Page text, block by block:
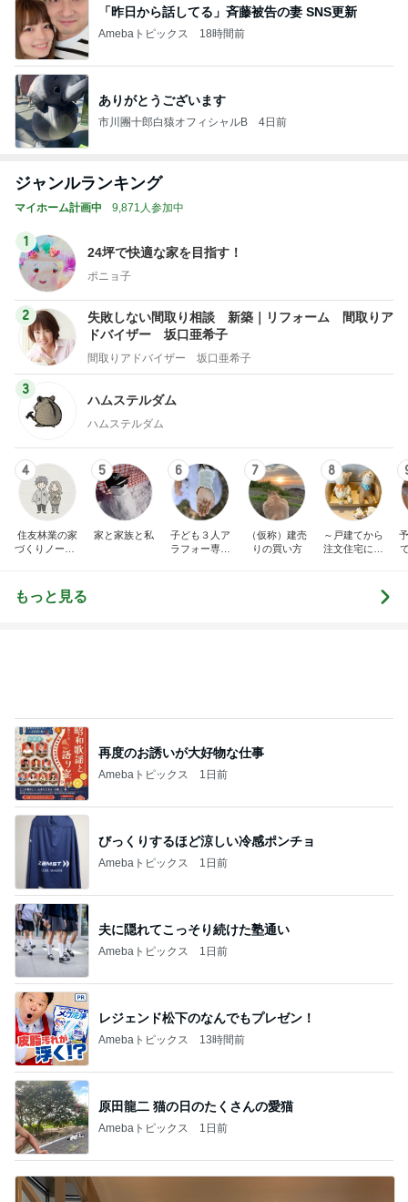
「昨日から話してる」斉藤被告の妻 SNS更新
Amebaトピックス 18時間前
ありがとうございます
市川團十郎白猿オフィシャルB 4日前
ジャンルランキング
マイホーム計画中 9,871人参加中
1
24坪で快適な家を目指す！
ポニョ子
2
失敗しない間取り相談 新築｜リフォーム 間取りア
ドバイザー 坂口亜希子
間取りアドバイザー 坂口亜希子
3
ハムステルダム
ハムステルダム
4
住友林業の家
づくりノート |
5
家と家族と私
6
子ども３人ア
ラフォー専業
7
（仮称）建売
りの買い方
8
～戸建てから
注文住宅に住
きどき子連れ
もっと見る
再度のお誘いが大好物な仕事
Amebaトピックス 1日前
びっくりするほど涼しい冷感ポンチョ
Amebaトピックス 1日前
夫に隠れてこっそり続けた塾通い
Amebaトピックス 1日前
レジェンド松下のなんでもプレゼン！
Amebaトピックス 13時間前
原田龍二 猫の日のたくさんの愛猫
Amebaトピックス 1日前